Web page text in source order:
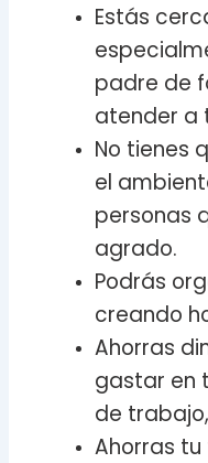
Estás
padre de
atender a
No tienes
el
personas
agrado.
Podrás
creando
Ahorras
gastar en
de
Ahorras